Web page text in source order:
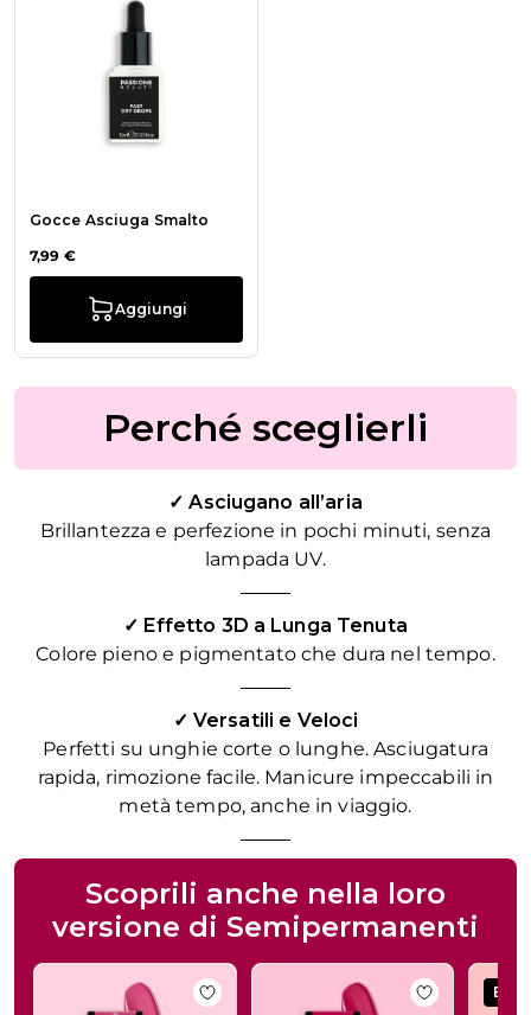
Gocce Asciuga Smalto
7,99 €
Aggiungi
Perché sceglierli
✓ Asciugano all’aria
Brillantezza e perfezione in pochi minuti, senza
lampada UV.
✓ Effetto 3D a Lunga Tenuta
Colore pieno e pigmentato che dura nel tempo.
✓ Versatili e Veloci
Perfetti su unghie corte o lunghe. Asciugatura
rapida, rimozione facile. Manicure impeccabili in
metà tempo, anche in viaggio.
Scoprili anche nella loro
versione di Semipermanenti
La navigazione tra gli elementi del carosello è possibile
Premi per saltare il carosello
Aggiungi alla wishlist SmaltoAggiungi